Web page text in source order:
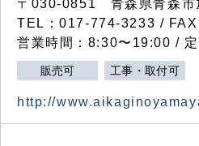
〒030-0851 青森県青森市
TEL：017-774-3233 /
営業時間：8:30〜19:00 / 定
販売可 工事・取付可
http://